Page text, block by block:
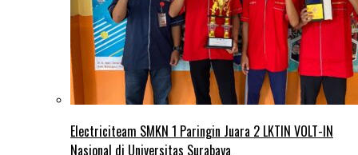
Electriciteam SMKN 1 Paringin Juara 2 LKTIN VOLT-IN
Nasional di Universitas Surabaya